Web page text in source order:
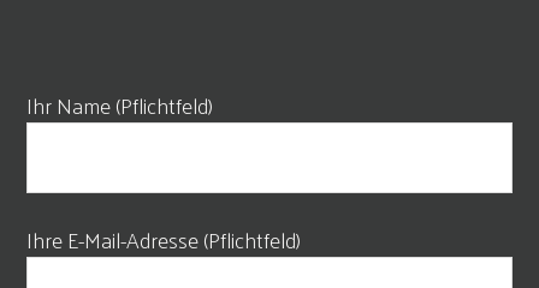
Ihr Name (Pflichtfeld)
Ihre E-Mail-Adresse (Pflichtfeld)